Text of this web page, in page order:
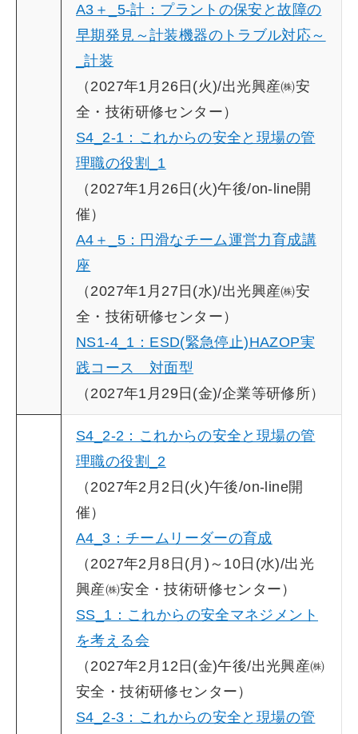
A3＋_5-計：プラントの保安と故障の
早期発見～計装機器のトラブル対応～
_計装
（2027年1月26日(火)/出光興産㈱安
全・技術研修センター）
S4_2-1：これからの安全と現場の管
理職の役割_1
（2027年1月26日(火)午後/on-line開
催）
A4＋_5：円滑なチーム運営力育成講
座
（2027年1月27日(水)/出光興産㈱安
全・技術研修センター）
NS1-4_1：ESD(緊急停止)HAZOP実
践コース 対面型
（2027年1月29日(金)/企業等研修所）
S4_2-2：これからの安全と現場の管
理職の役割_2
（2027年2月2日(火)午後/on-line開
催）
A4_3：チームリーダーの育成
（2027年2月8日(月)～10日(水)/出光
興産㈱安全・技術研修センター）
SS_1：これからの安全マネジメント
を考える会
（2027年2月12日(金)午後/出光興産㈱
安全・技術研修センター）
S4_2-3：これからの安全と現場の管